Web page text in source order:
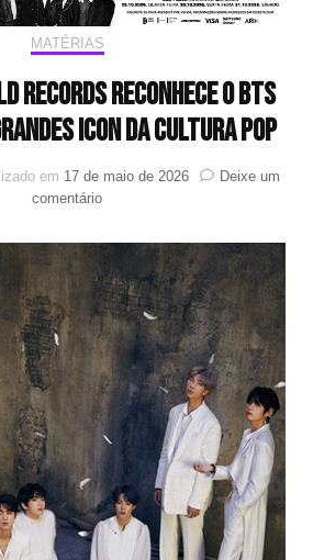
MATÉRIAS
RECORDS RECONHECE O BTS
ICON DA CULTURA POP
em 17 de maio de 2026
Deixe um
comentárioem
WORLD
RECONHECE
O
BTS
COMO
UM
DOS
GRANDES
ICON
CULTURA
POP